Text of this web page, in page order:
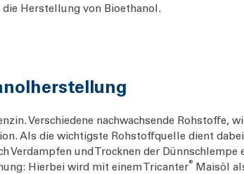
Herstellung von Bioethanol.
Verschiedene nachwachsende Rohstoffe,
Als die wichtigste Rohstoffquelle dient
und Trocknen der
Hierbei wird mit einem Tricanter® Maisöl